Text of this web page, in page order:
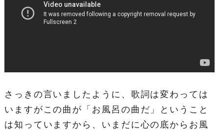
さっきの言いましたように、歌詞は変わっては
いますがこの曲が「お風呂の曲だ」ということ
は知っていますから、いまだに心の底からお風